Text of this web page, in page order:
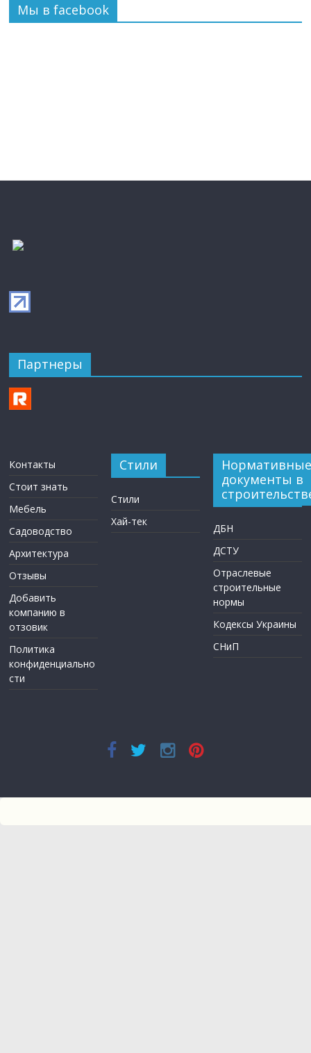
Мы в facebook
Партнеры
Контакты
Стоит знать
Мебель
Садоводство
Архитектура
Отзывы
Добавить
компанию в
отзовик
Политика
конфиденциально
сти
Стили
Стили
Хай-тек
Нормативные
документы в
ДБН
ДСТУ
Отраслевые
строительные
нормы
Кодексы Украины
СНиП